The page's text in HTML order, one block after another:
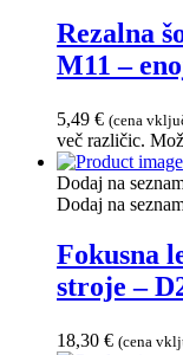
Rezalna
M11 –
5,49 € (cena
več različic.
Dodaj na
Dodaj na
Fokusna
stroje –
18,30 € (cena